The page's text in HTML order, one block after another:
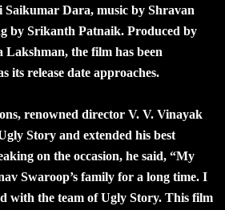
Saikumar Dara, music by Shravan
by Srikanth Patnaik. Produced by
the film has been
its release date approaches.
renowned director V. V. Vinayak
Story and extended his best
on the occasion, he said, “My
Swaroop’s family for a long time. I
with the team of Ugly Story. This film